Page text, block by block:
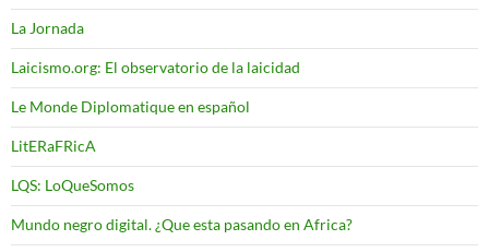
La Jornada
Laicismo.org: El observatorio de la laicidad
Le Monde Diplomatique en español
LitERaFRicA
LQS: LoQueSomos
Mundo negro digital. ¿Que esta pasando en Africa?